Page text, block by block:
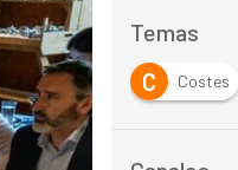
Temas
CISO C Costes